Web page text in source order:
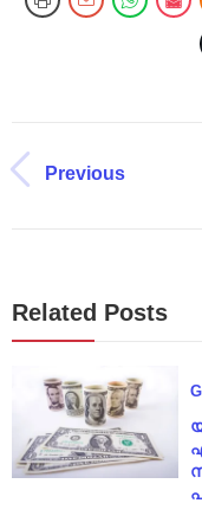
Previous
Related Posts